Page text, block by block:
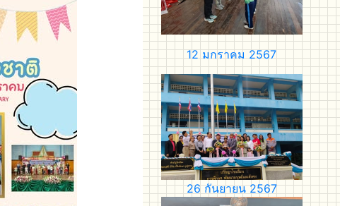
12 มกราคม 2567
26 กันยายน 2567